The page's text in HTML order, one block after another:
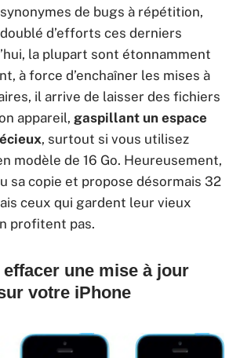
de bugs à répétition,
d’efforts ces derniers
la plupart sont étonnamment
à force d’enchaîner les mises à
il arrive de laisser des fichiers
appareil, gaspillant un espace
, surtout si vous utilisez
modèle de 16 Go. Heureusement,
sa copie et propose désormais 32
ceux qui gardent leur vieux
profitent pas.
une mise à jour
votre iPhone